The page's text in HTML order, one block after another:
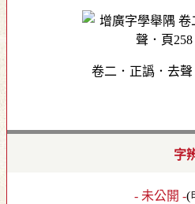
卷二．正譌．去聲
字
- 未公開 -(